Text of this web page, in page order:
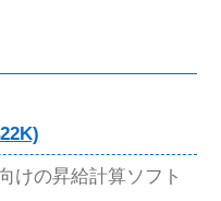
けの昇給計算ソフト